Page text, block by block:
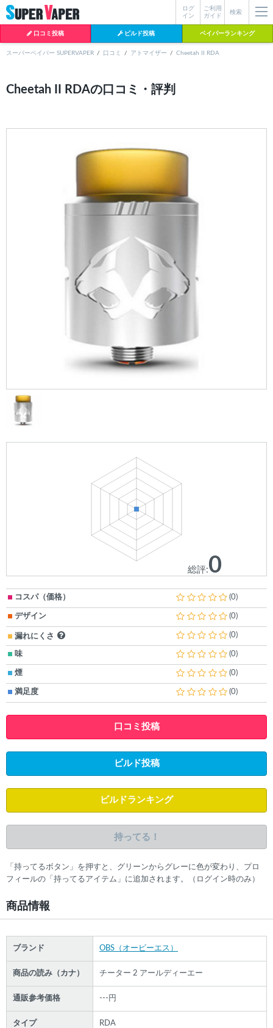
検索
ご利用
ガイド
ログ
イン
口コミ投稿 ビルド投稿 ベイパーランキング
よく検索されているワード
クラプトン
MENTHOL(タバコメンソール)
スーパーベイパー SUPERVAPER 口コミ アトマイザー Cheetah II RDA
Cheetah II RDAの口コミ・評判
総評:0
コスパ（価格） (0)
デザイン (0)
漏れにくさ (0)
味 (0)
煙 (0)
満足度 (0)
口コミ投稿
ビルド投稿
ビルドランキング
持ってる！
「持ってるボタン」を押すと、グリーンからグレーに色が変わり、プロ
フィールの「持ってるアイテム」に追加されます。（ログイン時のみ）
商品情報
ブランド OBS（オービーエス）
商品の読み（カナ） チーター 2 アールディーエー
通販参考価格 ---円
タイプ RDA
見つからない場合データベースに該当の商品がまだ登録されていない可能